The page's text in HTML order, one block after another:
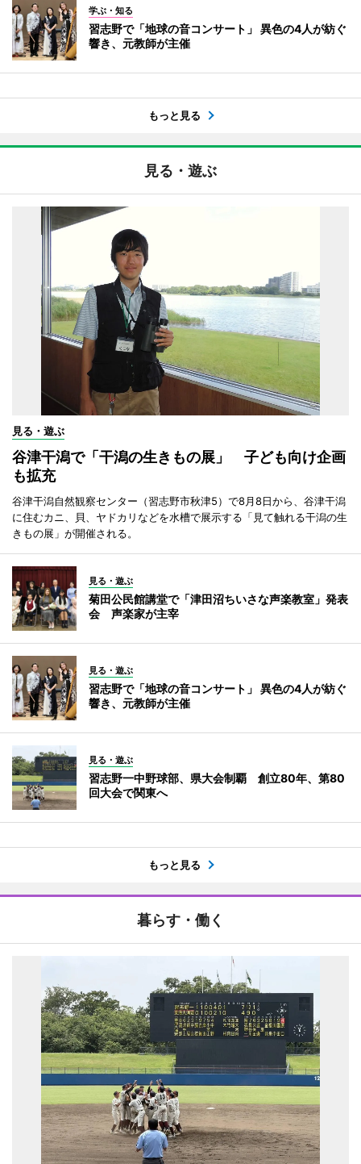
学ぶ・知る
習志野で「地球の音コンサート」 異色の4人が紡ぐ
響き、元教師が主催
もっと見る
見る・遊ぶ
見る・遊ぶ
谷津干潟で「干潟の生きもの展」 子ども向け企画
も拡充
谷津干潟自然観察センター（習志野市秋津5）で8月8日から、谷津干潟
に住むカニ、貝、ヤドカリなどを水槽で展示する「見て触れる干潟の生
きもの展」が開催される。
見る・遊ぶ
菊田公民館講堂で「津田沼ちいさな声楽教室」発表
会 声楽家が主宰
見る・遊ぶ
習志野で「地球の音コンサート」 異色の4人が紡ぐ
響き、元教師が主催
見る・遊ぶ
習志野一中野球部、県大会制覇 創立80年、第80
回大会で関東へ
もっと見る
暮らす・働く